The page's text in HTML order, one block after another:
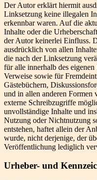
Der Autor erklärt hiermit
Linksetzung keine illegalen
erkennbar waren. Auf die
Inhalte oder die
der Autor keinerlei Einfluss.
ausdrücklich von allen
die nach der Linksetzung
für alle innerhalb des
Verweise sowie für
Gästebüchern,
und in allen anderen Formen
externe Schreibzugriffe
unvollständige Inhalte und
Nutzung oder Nichtnutzung
entstehen, haftet allein der
wurde, nicht derjenige, der
Veröffentlichung lediglich
Urheber- und